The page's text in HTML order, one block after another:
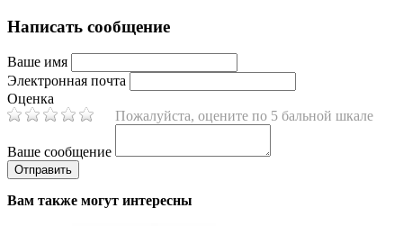
Написать сообщение
Ваше имя
Электронная почта
Оценка
Пожалуйста, оцените по 5 бальной шкале
Ваше сообщение
Вам также могут интересны